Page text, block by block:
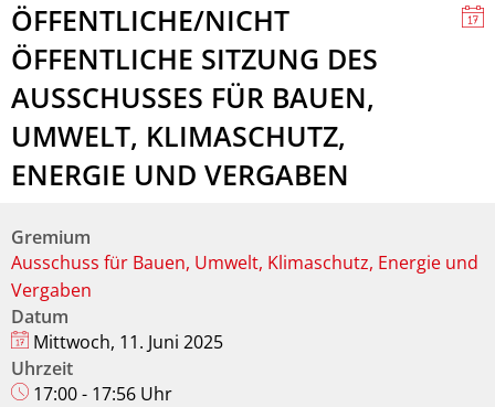
ÖFFENTLICHE/NICHT
ÖFFENTLICHE SITZUNG DES
AUSSCHUSSES FÜR BAUEN,
UMWELT, KLIMASCHUTZ,
ENERGIE UND VERGABEN
Gremium
Ausschuss für Bauen, Umwelt, Klimaschutz, Energie und
Vergaben
Datum
Mittwoch, 11. Juni 2025
Uhrzeit
17:00 - 17:56 Uhr